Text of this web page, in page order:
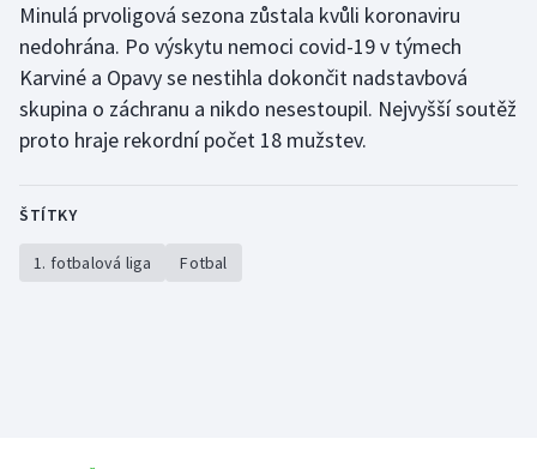
Stolní tenis
Triatlon
Veslování
Volejbal
Minulá prvoligová sezona zůstala kvůli koronaviru
nedohrána. Po výskytu nemoci covid-19 v týmech
Karviné a Opavy se nestihla dokončit nadstavbová
skupina o záchranu a nikdo nesestoupil. Nejvyšší soutěž
proto hraje rekordní počet 18 mužstev.
ŠTÍTKY
1. fotbalová liga Fotbal